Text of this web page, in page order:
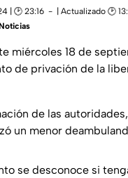
| 🕑 23:16 | Actualizado 🕑
miércoles 18 de
de privación de la
de las
un menor
se desconoce si